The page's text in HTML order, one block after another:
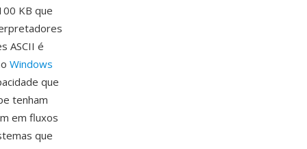
KB que
ASCII é
Windows
que
tenham
em fluxos
que